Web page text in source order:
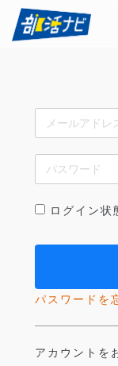
ログイン状
パスワードを
アカウントを